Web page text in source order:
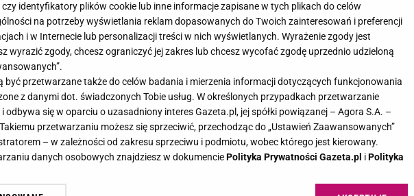
w Las Vegas poważne zabiegi.
czy identyfikatory plików cookie lub inne informacje zapisane w tych plikach do celów
na potrzeby wyświetlania reklam dopasowanych do Twoich zainteresowań i preferencji
i w Internecie lub personalizacji treści w nich wyświetlanych. Wyrażenie zgody jest
wyrazić zgody, chcesz ograniczyć jej zakres lub chcesz wycofać zgodę uprzednio udzieloną
być przetwarzane także do celów badania i mierzenia informacji dotyczących funkcjonowania
z danymi dot. świadczonych Tobie usług. W określonych przypadkach przetwarzanie
odbywa się w oparciu o uzasadniony interes Gazeta.pl, jej spółki powiązanej – Agora S.A. –
przetwarzaniu możesz się sprzeciwić, przechodząc do „Ustawień Zaawansowanych”
– w zależności od zakresu sprzeciwu i podmiotu, wobec którego jest kierowany.
danych osobowych znajdziesz w dokumenciePolityka Prywatności Gazeta.pl iPolityka